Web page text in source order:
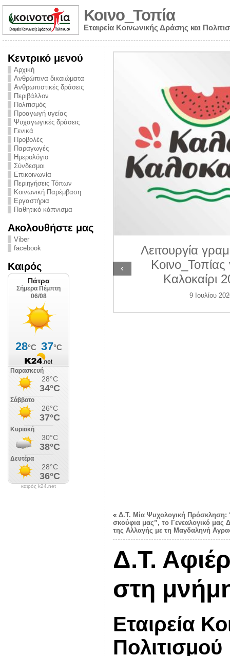
Κοινο_Τοπία
Εταιρεία Κοινωνικής Δράσης και
Κεντρικό μενού
Αρχική
Ανθρώπινα δικαιώματα
Ανθρωπιστικές δράσεις
Περιβάλλον
Πολιτισμός
Προαγωγή υγείας
Ψυχαγωγικές δράσεις
Γενικά
Προβολές
Παραγωγές
Ημερολόγιο
Σύνδεσμοι
Επικοινωνία
Περιηγήσεις Τόπων
Κοινωνική Παρέμβαση
Εργαστήρια
Παθητικό κάπνισμα
Ακολουθήστε μας
Viber
facebook
Καιρός
καιρός k24.net
από την
την ημέρα
και
στο
2026
Λειτουργία
Κοινο_Τοπίας
Καλοκαίρι
9 Ιουλίου
‹
« Δ.Τ. Μία Ψυχολογική Πρόσκληση:
σκούφια μας”, το Γενεαλογικό μας
της Αλλαγής με τη Μαγδαληνή
Δ.Τ.
στη
Εταιρεία
Πολιτισμού